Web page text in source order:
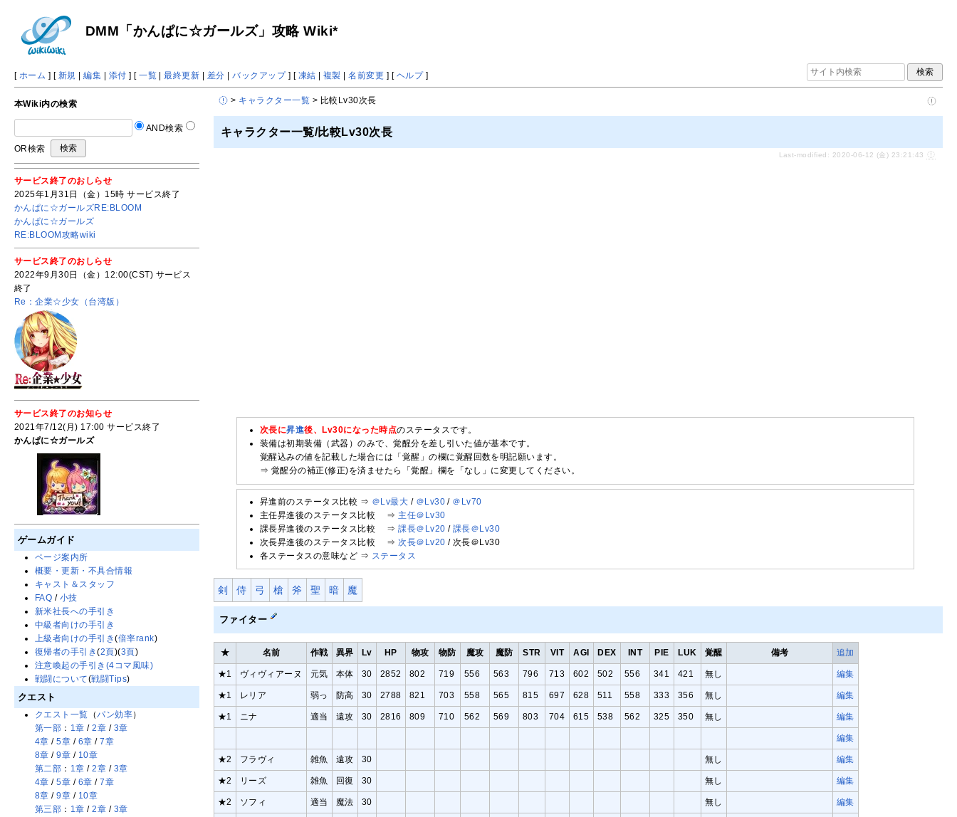
DMM「かんぱに☆ガールズ」攻略 Wiki*
[ ホーム ] [ 新規 |編集 | 添付 ] [一覧 |最終更新 | 差分 |バックアップ] [ 凍結 | 複製 |名前変更 ] [ ヘルプ]
> キャラクター一覧 > 比較Lv30次長
キャラクター一覧/比較Lv30次長
Last-modified: 2020-06-12 (金) 23:21:43
次長に昇進後、Lv30になった時点のステータスです。
装備は初期装備（武器）のみで、覚醒分を差し引いた値が基本です。
覚醒込みの値を記載した場合には「覚醒」の欄に覚醒回数を明記願います。
⇒ 覚醒分の補正(修正)を済ませたら「覚醒」欄を「なし」に変更してください。
昇進前のステータス比較 ⇒ ＠Lv最大 / ＠Lv30 / ＠Lv70
主任昇進後のステータス比較 ⇒ 主任＠Lv30
課長昇進後のステータス比較 ⇒課長＠Lv20 / 課長＠Lv30
次長昇進後のステータス比較 ⇒ 次長＠Lv20 / 次長＠Lv30
各ステータスの意味など ⇒ ステータス
剣 侍 弓 槍 斧 聖 暗 魔
ファイター
★ 名前 作戦 異界 Lv HP 物攻 物防 魔攻 魔防 STR VIT AGI DEX INT PIE LUK 覚醒 備考 追加
★1 ヴィヴィアーヌ 元気 本体 30 2852 802 719 556 563 796 713 602 502 556 341 421 無し 編集
★1 レリア 弱っ 防高 30 2788 821 703 558 565 815 697 628 511 558 333 356 無し 編集
★1 ニナ 適当 遠攻 30 2816 809 710 562 569 803 704 615 538 562 325 350 無し 編集
編集
★2 フラヴィ 雑魚 遠攻 30 無し 編集
★2 リーズ 雑魚 回復 30 無し 編集
★2 ソフィ 適当 魔法 30 無し 編集
本Wiki内の検索
AND検索
OR検索
サービス終了のおしらせ
2025年1月31日（金）15時 サービス終了
かんぱに☆ガールズRE:BLOOM
かんぱに☆ガールズ
RE:BLOOM攻略wiki
サービス終了のおしらせ
2022年9月30日（金）12:00(CST) サービス
終了
Re：企業☆少女（台湾版）
サービス終了のお知らせ
2021年7/12(月) 17:00 サービス終了
かんぱに☆ガールズ
ゲームガイド
ページ案内所
概要・更新・不具合情報
キャスト＆スタッフ
FAQ / 小技
新米社長への手引き
中級者向けの手引き
上級者向けの手引き(倍率rank)
復帰者の手引き(2頁)(3頁)
注意喚起の手引き(4コマ風味)
戦闘について(戦闘Tips)
クエスト
クエスト一覧 （パン効率）
第一部 ： 1章 /2章 / 3章
4章 /5章 / 6章 /7章
8章 /9章 / 10章
第二部 ： 1章 /2章 / 3章
4章 /5章 / 6章 /7章
8章 /9章 / 10章
第三部 ： 1章 /2章 / 3章